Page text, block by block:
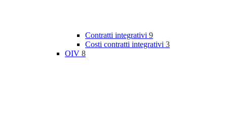
Contratti integrativi 9
Costi contratti integrativi 3
OIV 8